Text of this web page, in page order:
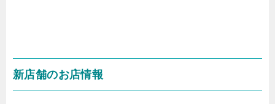
新店舗のお店情報